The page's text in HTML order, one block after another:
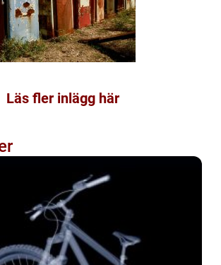
Läs fler inlägg här